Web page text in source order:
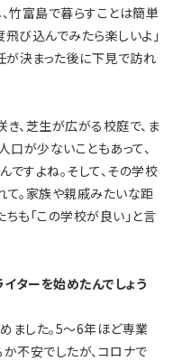
竹富島で暮らすことは簡単
び込んでみたら楽しいよ」
が決まった後に下見で訪れ
、芝生が広がる校庭で、ま
口が少ないこともあって、
すよね。そして、その学校
て。家族や親戚みたいな距
も「この学校が良い」と言
イターを始めたんでしょう
ました。5〜6年ほど専業
不安でしたが、コロナで